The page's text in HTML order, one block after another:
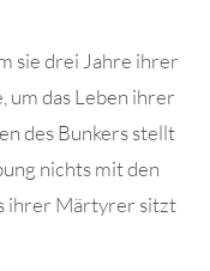
sie drei Jahre ihrer
um das Leben ihrer
des Bunkers stellt
nichts mit den
ihrer Märtyrer sitzt